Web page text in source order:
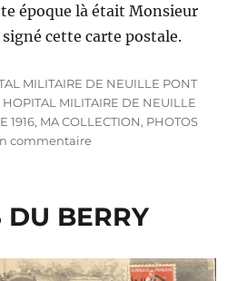
époque là était Monsieur
cette carte postale.
MILITAIRE DE NEUILLE PONT
HOPITAL MILITAIRE DE NEUILLE
1916, MA COLLECTION, PHOTOS
commentairesur
NEUILLE
–
DU BERRY